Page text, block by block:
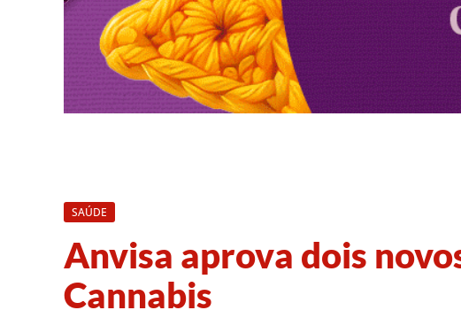
SAÚDE
Anvisa aprova dois
Cannabis